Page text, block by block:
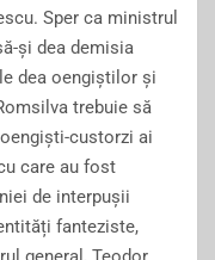
Sper ca ministrul
și dea demisia
dea oengiștilor și
trebuie să
custorzi ai
care au fost
de interpușii
fanteziste,